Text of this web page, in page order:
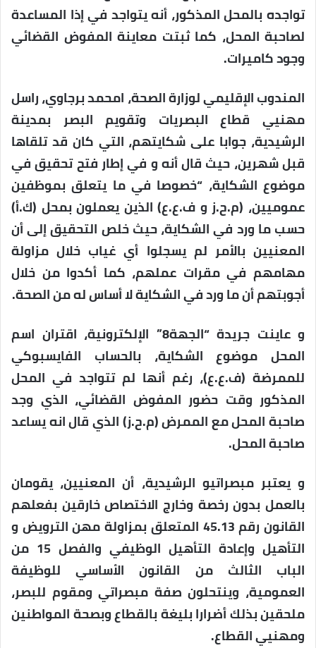
تواجده بالمحل المذكور، أنه يتواجد في إذا المساعدة
لصاحبة المحل، كما ثبتت معاينة المفوض القضائي
وجود كاميرات.
المندوب الإقليمي لوزارة الصحة، امحمد برجاوي، راسل
مهنيي قطاع البصريات وتقويم البصر بمدينة
الرشيدية، جوابا على شكايتهم، التي كان قد تلقاها
قبل شهرين، حيث قال أنه و في إطار فتح تحقيق في
موضوع الشكاية، “خصوصا في ما يتعلق بموظفين
عموميين، (م.ح.ز و ف.ع.ع) الذين يعملون بمحل (ك.أ)
حسب ما ورد في الشكاية، حيث خلص التحقيق إلى أن
المعنيين بالأمر لم يسجلوا أي غياب خلال مزاولة
مهامهم في مقرات عملهم، كما أكدوا من خلال
أجوبتهم أن ما ورد في الشكاية لا أساس له من الصحة.
و عاينت جريدة “الجهة8” الإلكترونية، اقتران اسم
المحل موضوع الشكاية، بالحساب الفايسبوكي
للممرضة (ف.ع.ع)، رغم أنها لم تتواجد في المحل
المذكور وقت حضور المفوض القضائي، الذي وجد
صاحبة المحل مع الممرض (م.ح.ز) الذي قال انه يساعد
صاحبة المحل.
و يعتبر مبصراتيو الرشيدية، أن المعنيين، يقومان
بالعمل بدون رخصة وخارج الاختصاص خارقين بفعلهم
القانون رقم 45.13 المتعلق بمزاولة مهن الترويض و
التأهيل وإعادة التأهيل الوظيفي والفصل 15 من
الباب الثالث من القانون الأساسي للوظيفة
العمومية، وينتحلون صفة مبصراتي ومقوم للبصر،
ملحقين بذلك أضرارا بليغة بالقطاع وبصحة المواطنين
ومهنيي القطاع.